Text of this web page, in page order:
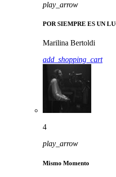
play_arrow
POR SIEMPRE ES UN
Marilina Bertoldi
add_shopping_cart
4
play_arrow
Mismo Momento